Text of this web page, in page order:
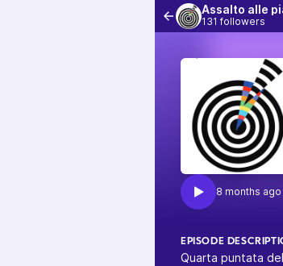
Assalto alle
131 followers
EPISODE
Quarta puntata